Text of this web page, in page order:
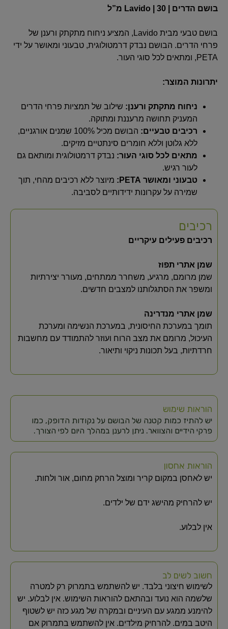
בושם הדרים | Lavido | 30 מ”ל
בושם טבעי מבית Lavido, המציע ניחוח מתקתק ורענן של
פרחי הדרים. הבושם נבדק דרמטולוגית, טבעוני ומאושר על ידי
PETA, ומתאים לכל סוגי העור.
יתרונות המוצר:
ניחוח מתקתק ורענן: שילוב של תמציות פרחי הדרים
המעניק תחושה מרעננת ומתוקה.
רכיבים טבעיים:
הבושם מכיל 100% שמנים אורגניים,
ללא גלוטן וללא חומרים סינתטיים מזיקים.
מתאים לכל סוגי העור: נבדק דרמטולוגית ומותאם גם
לעור רגיש.
טבעוני ומאושר PETA:
מיוצר ללא רכיבים מהחי, תוך
שמירה על עקרונות ידידותיים לסביבה.
רכיבים
רכיבים פעילים עיקריים
שמן אתרי תפוז
שמן מרומם, מרגיע, משחרר ממתחים, מעורר יצירתיות
ומשפר את הסתגלותנו למצבים חדשים.
שמן אתרי מנדרינה
תומך במערכת החיסונית, במערכת הנשימה ומערכת
העיכול, מרומם את מצב הרוח ועוזר להתמודד עם מחשבות
חרדתיות, בעל תכונות ניקוי ותיאור.
הוראות שימוש
יש להתיז כמות קטנה של הבושם על נקודות הדופק, כמו
פרקי הידיים והצוואר. ניתן לרענן במהלך היום לפי הצורך.
הוראות אחסון
יש לאחסן במקום קריר ומוצל הרחק מחום, אור ולחות.
יש להרחיק מהישג ידם של ילדים.
אין לבלוע.
חשוב לשים לב
לשימוש חיצוני בלבד. יש להשתמש בתמרוק רק למטרה
שלשמה הוא נועד ובהתאם להוראות השימוש. אין לבלוע. יש
להימנע ממגע עם העיניים ובמקרה של מגע כזה יש לשטוף
היטב במים. להרחיק מילדים. אין להשתמש בתמרוק אם